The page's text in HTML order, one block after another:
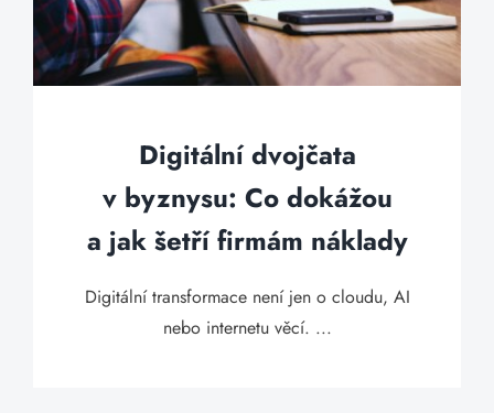
Digitální dvojčata
v byznysu: Co dokážou
a jak šetří firmám náklady
Digitální transformace není jen o cloudu, AI
nebo internetu věcí. ...